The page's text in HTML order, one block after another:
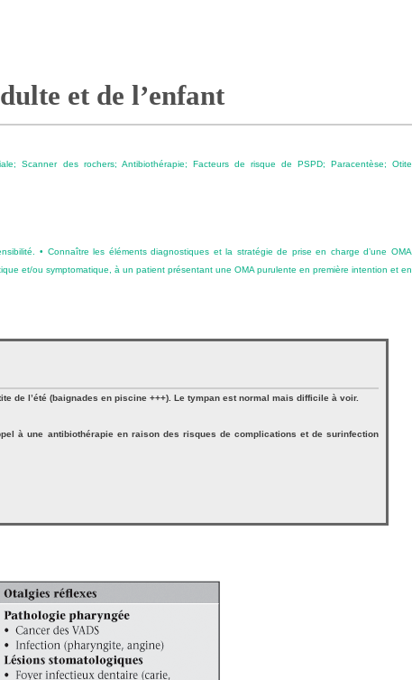
et de l’enfant
Scanner des rochers; Antibiothérapie; Facteurs de risque de PSPD; Paracentèse; Otite
• Connaître les éléments diagnostiques et la stratégie de prise en charge d’une OMA
et/ou symptomatique, à un patient présentant une OMA purulente en première intention et en
de l’été (baignades en piscine +++). Le tympan est normal mais difficile à voir.
à une antibiothérapie en raison des risques de complications et de surinfection